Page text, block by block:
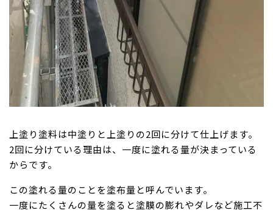
上塗り塗料は中塗りと上塗りの2回に分けて仕上げます。
2回に分けている理由は、一度に塗れる量が決まっている
からです。
この塗れる量のことを塗布量と呼んでいます。
一度にたくさんの量を塗ると塗膜の膨れやダレなど施工不